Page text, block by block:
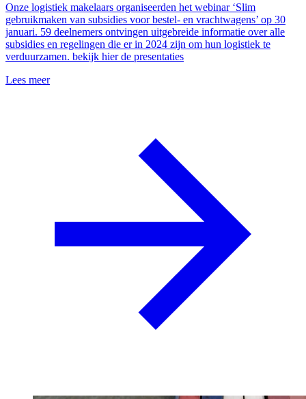
Onze logistiek makelaars organiseerden het webinar ‘Slim
gebruikmaken van subsidies voor bestel- en vrachtwagens’ op 30
januari. 59 deelnemers ontvingen uitgebreide informatie over alle
subsidies en regelingen die er in 2024 zijn om hun logistiek te
verduurzamen. bekijk hier de presentaties
Lees meer